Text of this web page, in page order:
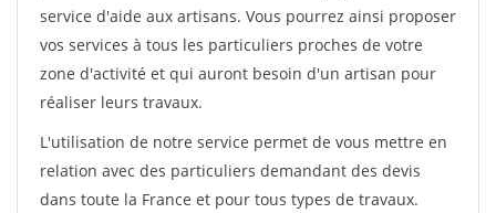
service d'aide aux artisans. Vous pourrez ainsi proposer
vos services à tous les particuliers proches de votre
zone d'activité et qui auront besoin d'un artisan pour
réaliser leurs travaux.
L'utilisation de notre service permet de vous mettre en
relation avec des particuliers demandant des devis
dans toute la France et pour tous types de travaux.